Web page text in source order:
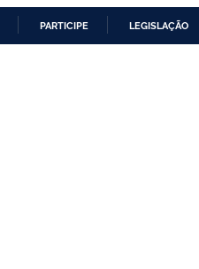
PARTICIPE LEGISLAÇÃO